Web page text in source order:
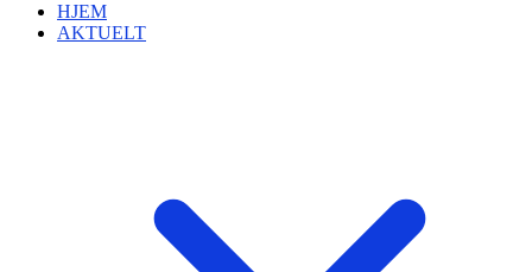
HJEM
AKTUELT